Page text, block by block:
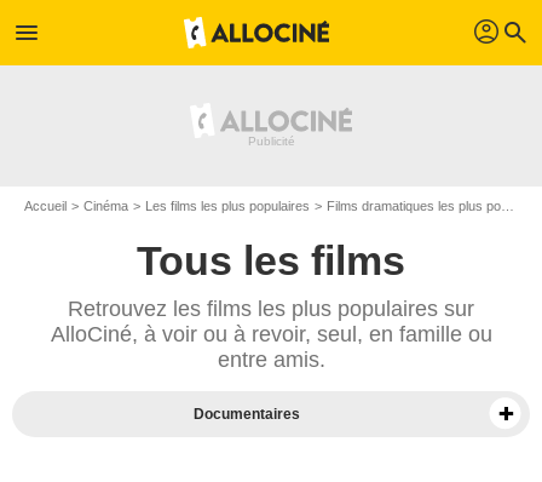
menu profil search
Accueil Cinéma Les films les plus populaires Films dramatiques les plus populaires
Tous les films
Retrouvez les films les plus populaires sur
AlloCiné, à voir ou à revoir, seul, en famille ou
entre amis.
Documentaires